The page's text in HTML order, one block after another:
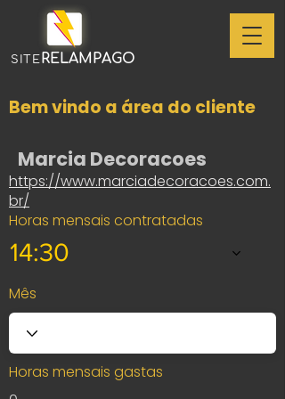
SITERELAMPAGO
Bem vindo a área do cliente
Marcia Decoracoes
https://www.marciadecoracoes.com.
br/
Horas mensais contratadas
14:30
Mês
Horas mensais gastas